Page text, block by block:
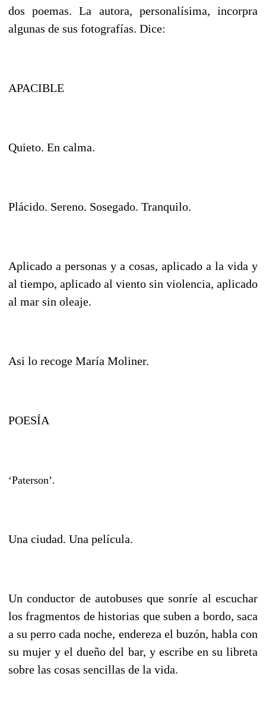
dos poemas. La autora, personalísima, incorpra
algunas de sus fotografías. Dice:
APACIBLE
Quieto. En calma.
Plácido. Sereno. Sosegado. Tranquilo.
Aplicado a personas y a cosas, aplicado a la vida y
al tiempo, aplicado al viento sin violencia, aplicado
al mar sin oleaje.
Asi lo recoge María Moliner.
POESÍA
‘Paterson’.
Una ciudad. Una película.
Un conductor de autobuses que sonríe al escuchar
los fragmentos de historias que suben a bordo, saca
a su perro cada noche, endereza el buzón, habla con
su mujer y el dueño del bar, y escribe en su libreta
sobre las cosas sencillas de la vida.